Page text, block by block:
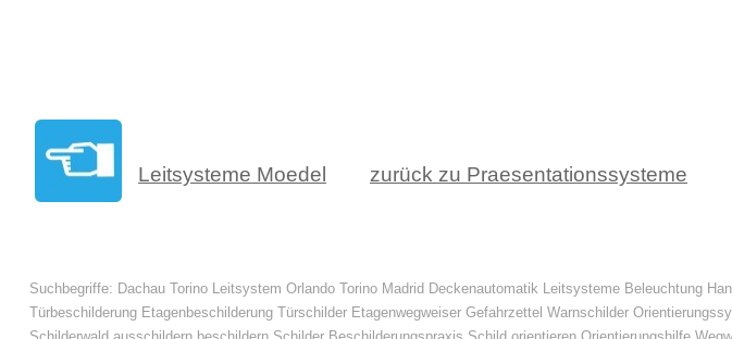
Leitsysteme Moedel zurück zu Praesentationssysteme
Suchbegriffe: Dachau Torino Leitsystem Orlando Torino Madrid Deckenautomatik Leitsysteme Beleuchtung
Türbeschilderung Etagenbeschilderung Türschilder Etagenwegweiser Gefahrzettel Warnschilder